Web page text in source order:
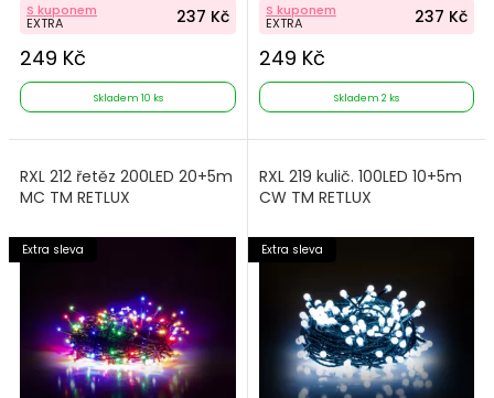
S kuponem
EXTRA 237 Kč
249 Kč
Skladem 10 ks
S kuponem
EXTRA 237 Kč
249 Kč
Skladem 2 ks
RXL 212 řetěz 200LED 20+5m
MC TM RETLUX
Extra sleva
RXL 219 kulič. 100LED 10+5m
CW TM RETLUX
Extra sleva